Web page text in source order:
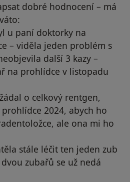
dobré hodnocení – má
u paní doktorky na
– viděla jeden problém s
další 3 kazy –
na prohlídce v listopadu
o celkový rentgen,
2024, abych ho
ale ona mi ho
stále léčit ten jeden zub
zubařů se už nedá